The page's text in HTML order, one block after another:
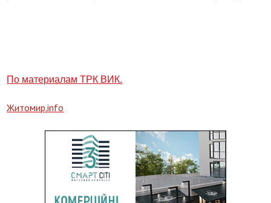
По материалам ТРК ВИК.
Житомир.info